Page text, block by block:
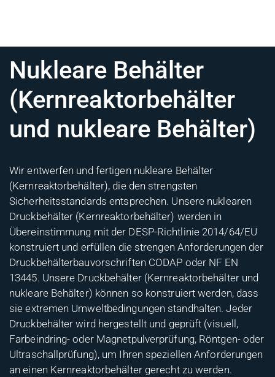
Nukleare Behälter
(Kernreaktorbehälter
und nukleare Behälter)
Wir entwerfen und fertigen nukleare Behälter
(Kernreaktorbehälter), die den strengsten
Sicherheitsstandards entsprechen. Unsere nuklearen
Druckbehälter (Kernreaktorbehälter) werden in
Übereinstimmung mit der DESP-Richtlinie 2014/64/EU
konstruiert und erfüllen die strengen Anforderungen der
Druckbehälterbauvorschriften CODAP oder NF EN
13445. Unsere Druckbehälter (Kernreaktorbehälter und
nukleare Behälter) können so konstruiert werden, dass
sie extremen Umweltbedingungen standhalten. Jeder
Druckbehälter wird hergestellt und geprüft (visuell,
Farbeindring- oder Magnetpulverprüfung, Röntgen- oder
Ultraschallprüfung), um Ihren speziellen Anforderungen
an einen Kernreaktorbehälter gerecht zu werden.